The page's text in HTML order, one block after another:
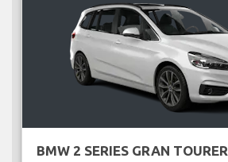
BMW 2 SERIES GRAN TOURER